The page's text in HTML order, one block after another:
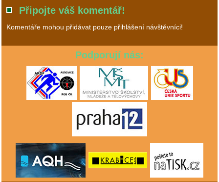
Připojte váš komentář!
Komentáře mohou přidávat pouze přihlášení návštěvníci!
Podporují nás: